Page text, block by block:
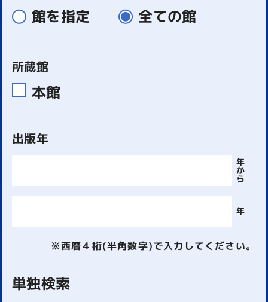
館を指定 全ての館
所蔵館
本館
出版年
年
か
ら
年
※西暦４桁(半角数字)で入力してください。
単独検索